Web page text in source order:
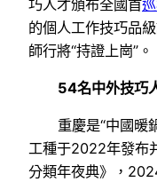
巧人才頒布全國首
的個人工作技巧品
師行將“持證上崗”。
54名中外技巧
重慶是“中國暖
工種于2022年發布
分類年夜典》，